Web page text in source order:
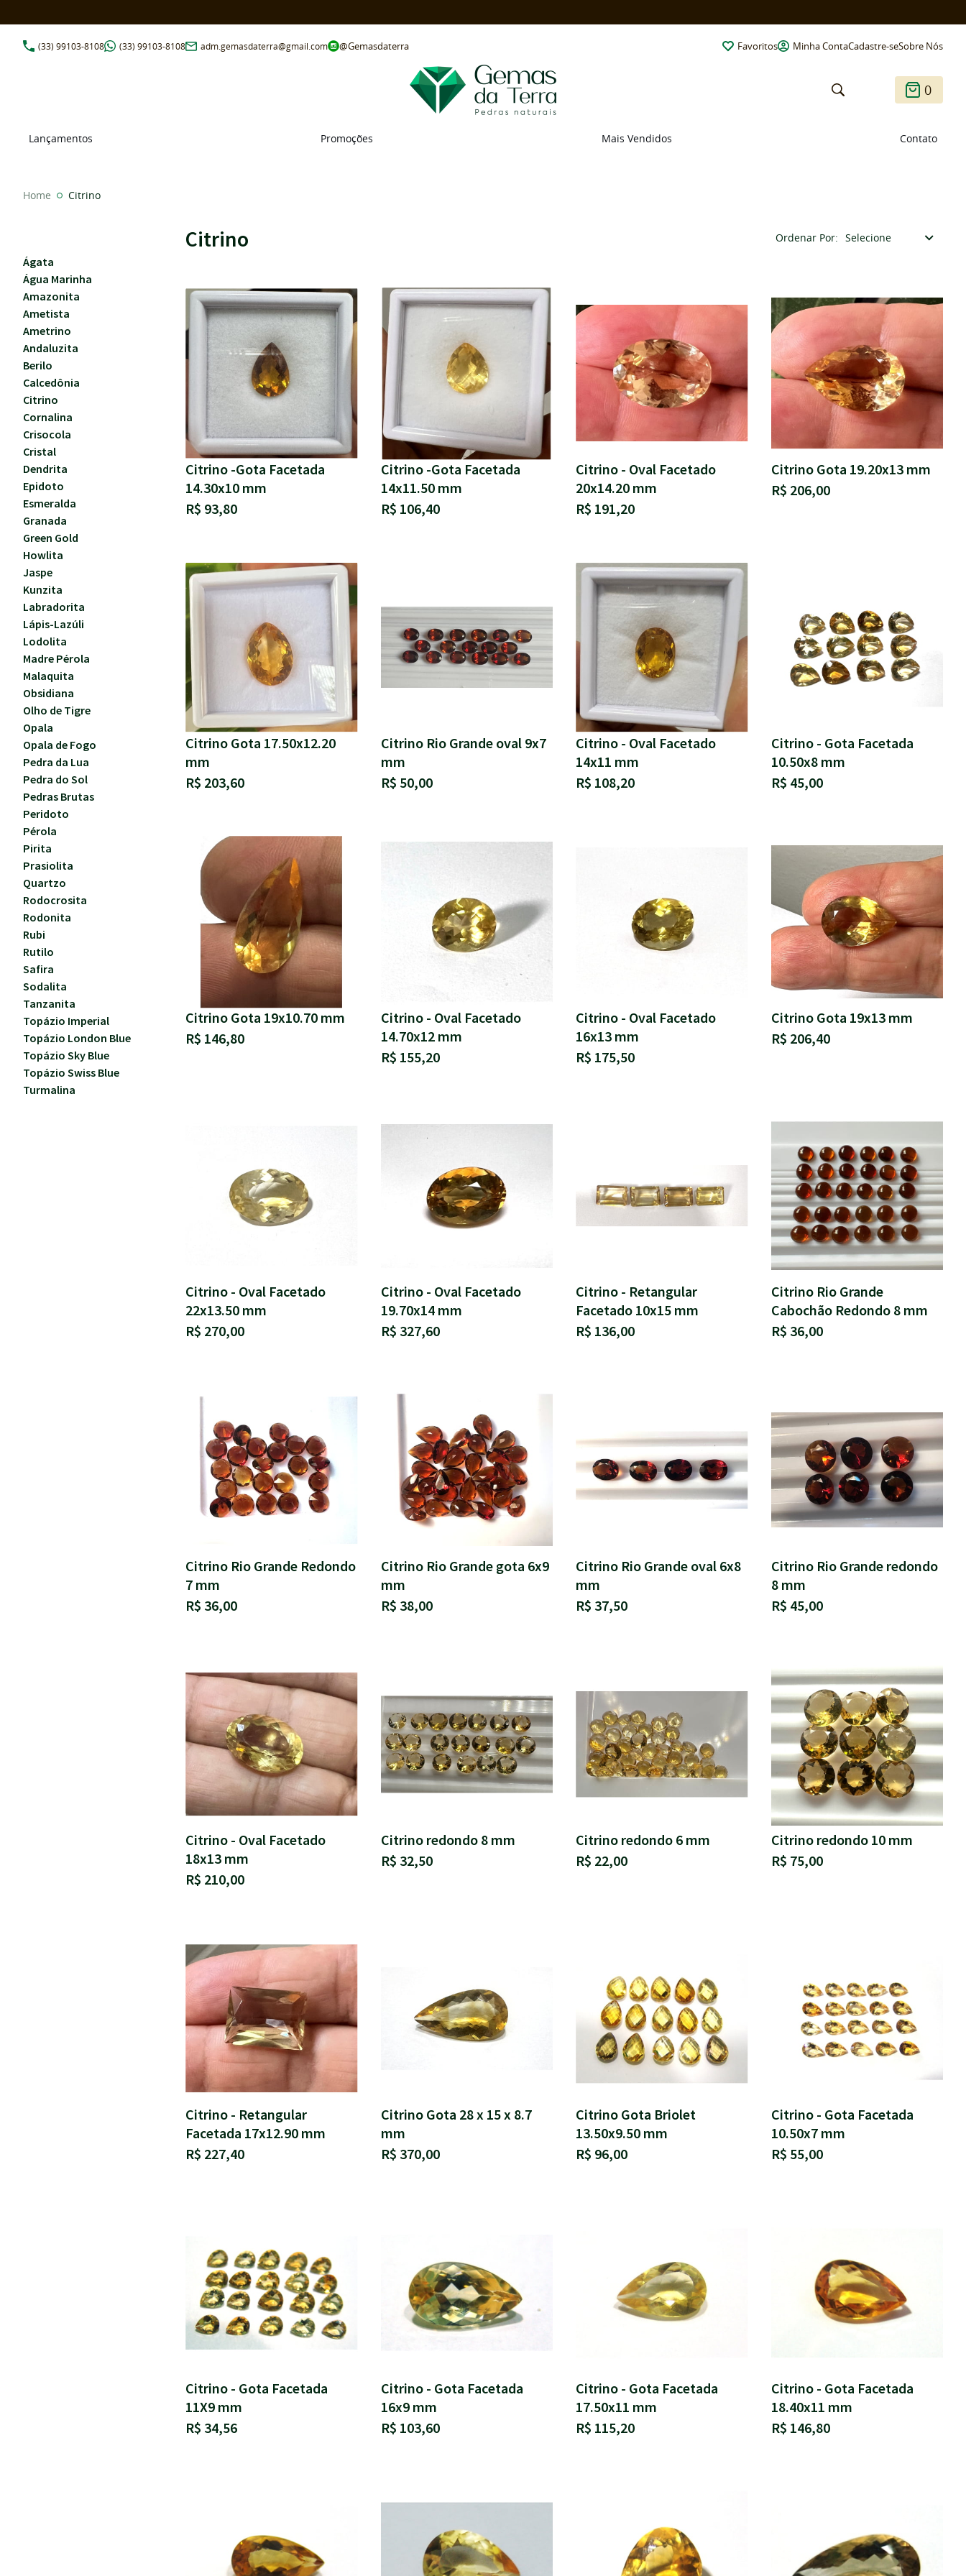
(33) 99103-8108 (33) 99103-8108 adm.gemasdaterra@gmail.com @Gemasdaterra Favoritos Minha ContaCadastre-seSobre Nós
0
Lançamentos Promoções Mais Vendidos Contato
Home Citrino
Ágata
Água Marinha
Amazonita
Ametista
Ametrino
Andaluzita
Berilo
Calcedônia
Citrino
Cornalina
Crisocola
Cristal
Dendrita
Epidoto
Esmeralda
Granada
Green Gold
Howlita
Jaspe
Kunzita
Labradorita
Lápis-Lazúli
Lodolita
Madre Pérola
Malaquita
Obsidiana
Olho de Tigre
Opala
Opala de Fogo
Pedra da Lua
Pedra do Sol
Pedras Brutas
Peridoto
Pérola
Pirita
Prasiolita
Quartzo
Rodocrosita
Rodonita
Rubi
Rutilo
Safira
Sodalita
Tanzanita
Topázio Imperial
Topázio London Blue
Topázio Sky Blue
Topázio Swiss Blue
Turmalina
Citrino Ordenar Por Selecione
Citrino -Gota Facetada
14.30x10 mm
R$ 93,80
Citrino -Gota Facetada
14x11.50 mm
R$ 106,40
Citrino - Oval Facetado
20x14.20 mm
R$ 191,20
Citrino Gota 19.20x13 mm
R$ 206,00
Citrino Gota 17.50x12.20
mm
R$ 203,60
Citrino Rio Grande oval 9x7
mm
R$ 50,00
Citrino - Oval Facetado
14x11 mm
R$ 108,20
Citrino - Gota Facetada
10.50x8 mm
R$ 45,00
Citrino Gota 19x10.70 mm
R$ 146,80
Citrino - Oval Facetado
14.70x12 mm
R$ 155,20
Citrino - Oval Facetado
16x13 mm
R$ 175,50
Citrino Gota 19x13 mm
R$ 206,40
Citrino - Oval Facetado
22x13.50 mm
R$ 270,00
Citrino - Oval Facetado
19.70x14 mm
R$ 327,60
Citrino - Retangular
Facetado 10x15 mm
R$ 136,00
Citrino Rio Grande
Cabochão Redondo 8 mm
R$ 36,00
Citrino Rio Grande Redondo
7 mm
R$ 36,00
Citrino Rio Grande gota 6x9
mm
R$ 38,00
Citrino Rio Grande oval 6x8
mm
R$ 37,50
Citrino Rio Grande redondo
8 mm
R$ 45,00
Citrino - Oval Facetado
18x13 mm
R$ 210,00
Citrino redondo 8 mm
R$ 32,50
Citrino redondo 6 mm
R$ 22,00
Citrino redondo 10 mm
R$ 75,00
Citrino - Retangular
Facetada 17x12.90 mm
R$ 227,40
Citrino Gota 28 x 15 x 8.7
mm
R$ 370,00
Citrino Gota Briolet
13.50x9.50 mm
R$ 96,00
Citrino - Gota Facetada
10.50x7 mm
R$ 55,00
Citrino - Gota Facetada
11X9 mm
R$ 34,56
Citrino - Gota Facetada
16x9 mm
R$ 103,60
Citrino - Gota Facetada
17.50x11 mm
R$ 115,20
Citrino - Gota Facetada
18.40x11 mm
R$ 146,80